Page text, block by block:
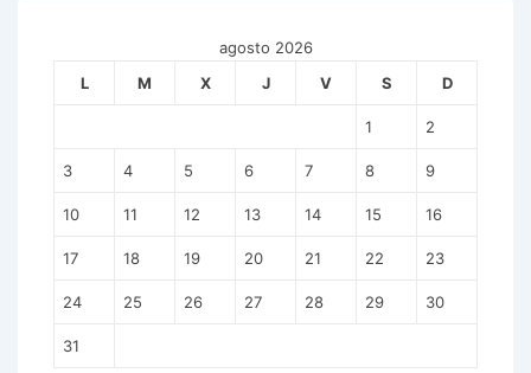
agosto 2026
L
M X J V S D
1 2
3 4 5 6 7 8 9
10 11 12 13 14 15 16
17 18 19 20 21 22 23
24 25 26 27 28 29 30
31